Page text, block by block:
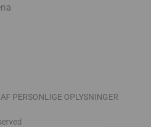
a
PERSONLIGE OPLYSNINGER